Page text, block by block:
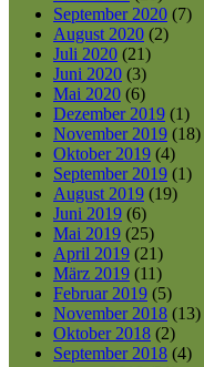
September 2020 (7)
August 2020 (2)
Juli 2020 (21)
Juni 2020 (3)
Mai 2020 (6)
Dezember 2019 (1)
November 2019 (18)
Oktober 2019 (4)
September 2019 (1)
August 2019 (19)
Juni 2019 (6)
Mai 2019 (25)
April 2019 (21)
März 2019 (11)
Februar 2019 (5)
November 2018 (13)
Oktober 2018 (2)
September 2018 (4)